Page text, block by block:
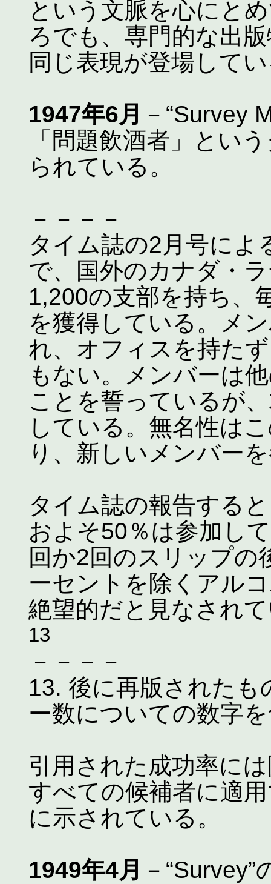
という文脈を心にと
ろでも、専門的な出
同じ表現が登場して
1947年6月 －“Survey
「問題飲酒者」とい
られている。
－－－－
タイム誌の2月号によ
で、国外のカナダ・
1,200の支部を持ち、
を獲得している。メ
れ、オフィスを持た
もない。メンバーは
ことを誓っているが
している。無名性は
り、新しいメンバー
タイム誌の報告する
およそ50％は参加し
回か2回のスリップの
ーセントを除くアル
絶望的だと見なされ
13
－－－－
13. 後に再版された
ー数についての数字
引用された成功率に
すべての候補者に適
に示されている。
1949年4月 －